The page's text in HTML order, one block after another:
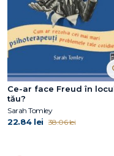
Ce-ar face Freud în
tău?
Sarah Tomley
22.84 lei 38.06 lei